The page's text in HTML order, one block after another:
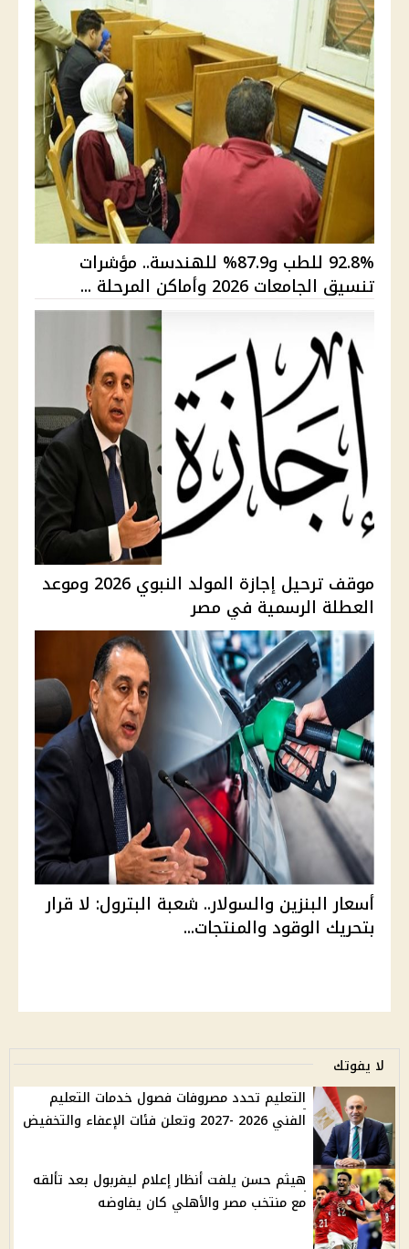
92.8% للطب و87.9% للهندسة.. مؤشرات
تنسيق الجامعات 2026 وأماكن المرحلة ...
موقف ترحيل إجازة المولد النبوي 2026 وموعد
العطلة الرسمية في مصر
أسعار البنزين والسولار.. شعبة البترول: لا قرار
بتحريك الوقود والمنتجات...
لا يفوتك
التعليم تحدد مصروفات فصول خدمات التعليم
الفني 2026 -2027 وتعلن فئات الإعفاء والتخفيض
هيثم حسن يلفت أنظار إعلام ليفربول بعد تألقه
مع منتخب مصر والأهلي كان يفاوضه